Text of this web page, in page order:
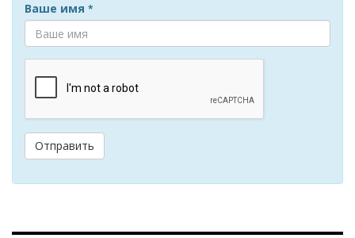
Ваше имя *
Отправить